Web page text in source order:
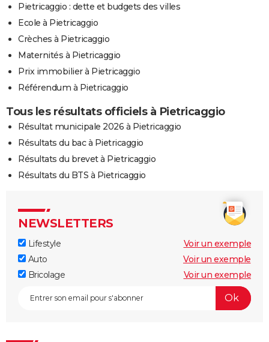
Pietricaggio : dette et budgets des villes
Ecole à Pietricaggio
Crèches à Pietricaggio
Maternités à Pietricaggio
Prix immobilier à Pietricaggio
Référendum à Pietricaggio
Tous les résultats officiels à Pietricaggio
Résultat municipale 2026 à Pietricaggio
Résultats du bac à Pietricaggio
Résultats du brevet à Pietricaggio
Résultats du BTS à Pietricaggio
NEWSLETTERS
Lifestyle
Voir un exemple
Auto
Voir un exemple
Bricolage
Voir un exemple